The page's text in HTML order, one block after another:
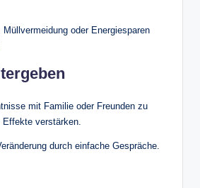
oder Energiesparen
mit Familie oder Freunden zu
verstärken.
durch einfache Gespräche.